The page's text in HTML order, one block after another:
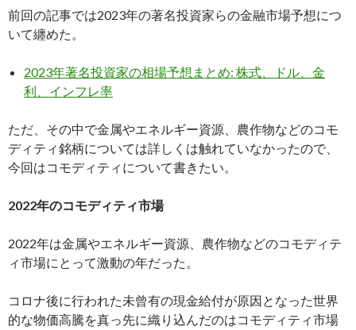
前回の記事では2023年の著名投資家らの金融市場予想につ
いて纏めた。
2023年著名投資家の相場予想まとめ: 株式、ドル、金
利、インフレ率
ただ、その中で金属やエネルギー資源、農作物などのコモ
ディティ銘柄については詳しくは触れていなかったので、
今回はコモディティについて書きたい。
2022年のコモディティ市場
2022年は金属やエネルギー資源、農作物などのコモディテ
ィ市場にとって激動の年だった。
コロナ後に行われた未曾有の現金給付が原因となった世界
的な物価高騰を真っ先に織り込んだのはコモディティ市場